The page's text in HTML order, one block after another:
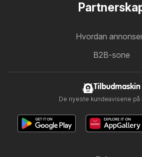
Hvordan
B2B-sone
Tilbudmaskin
De nyeste kundeavisene